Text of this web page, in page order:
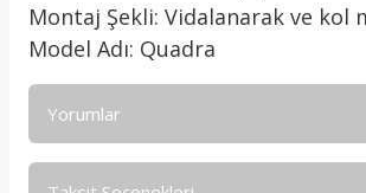
Montaj Şekli: Vidalanarak ve kol
Model Adı: Quadra
Yorumlar